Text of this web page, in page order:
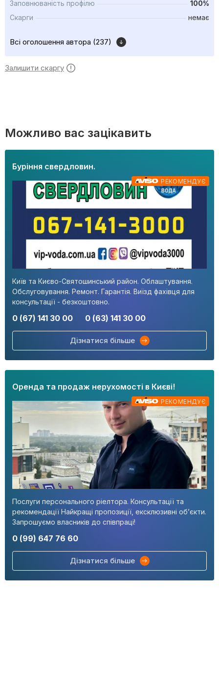
Заповнюваність профілю
100%
Скарги
немає
Всі оголошення автора (237)
Залишити скаргу
Можливо вас зацікавить
Київ та Києво-Святошинський район. Облаштування.
Обслуговування. Ремонт. Гарантія. Виїзд фахівця для
консультації - безкоштовно.
0 (67) 141 30 00 0 (63) 141 30 00
Дізнатися більше
Буріння свердловин.
РЕКОМЕНДУЄ
Послуги персонального ріелтора. Консультації та
рекомендації Найкращі пропозиції, ексклюзивні об’єкти.
Запрошуємо власників до співпраці!
0 (99) 647 76 60
Дізнатися більше
Оренда та продаж нерухомості в Києві!
РЕКОМЕНДУЄ